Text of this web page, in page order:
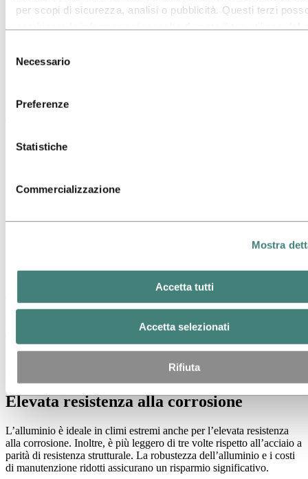
per scopi di sicurezza, analisi o pubblicità. Questi terzi
tramite l’utilizzo dei loro servizi. Il terzo responsabile di un
cookie riportato più sotto.
delNecessario
Preferenze
Statistiche
Commercializzazione
Mostra
Accetta tutti
Accetta selezionati
Rifiuta
Promuovere l’energia eolica
dell’alluminio
Offriamo soluzioni personalizzate complete per installazioni onshore
Alluminio sulla terra e sul mare
Le turbine eoliche necessitano di componenti robusti ed efficienti, ed
l'alluminio sia in applicazioni terrestri che marine. Le nostre
Elevata resistenza alla corrosione
L’alluminio è ideale in climi estremi anche per l’elevata resistenza
alla corrosione. Inoltre, è più leggero di tre volte rispetto all’acciaio a
parità di resistenza strutturale. La robustezza dell’alluminio e i costi
di manutenzione ridotti assicurano un risparmio significativo.